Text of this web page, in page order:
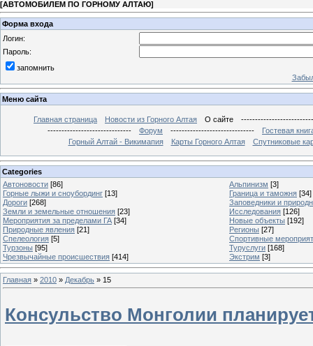
[АВТОМОБИЛЕМ ПО ГОРНОМУ АЛТАЮ]
Форма входа
Логин:
Пароль:
запомнить
Меню сайта
Главная страница Новости из Горного Алтая О сайте
------------------------------
Форум ------------------------------
Гостевая
Горный Алтай - Викимапия
Карты Горного Алтая Спутниковые
Categories
Автоновости [86] Альпинизм [3]
Горные лыжи и сноубординг [13] Граница и таможня [34]
Дороги [268]
Заповедники и
Земли и земельные отношения [23] Исследования [126]
Мероприятия за пределами ГА [34] Новые объекты [192]
Природные явления [21] Регионы [27]
Спелеология [5]
Спортивные
Турзоны [95] Туруслуги [168]
Чрезвычайные происшествия [414] Экстрим [3]
Главная » 2010 » Декабрь » 15
Консульство Монголии